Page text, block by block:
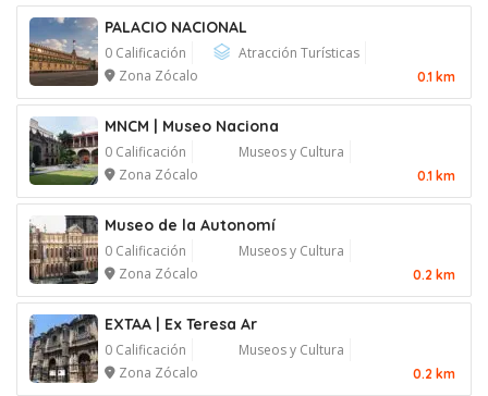
PALACIO NACIONAL
0 Calificación
Atracción Turísticas
Zona Zócalo
0.1 km
MNCM | Museo Naciona
0 Calificación
Museos y Cultura
Zona Zócalo
0.1 km
Museo de la Autonomí
0 Calificación
Museos y Cultura
Zona Zócalo
0.2 km
EXTAA | Ex Teresa Ar
0 Calificación
Museos y Cultura
Zona Zócalo
0.2 km